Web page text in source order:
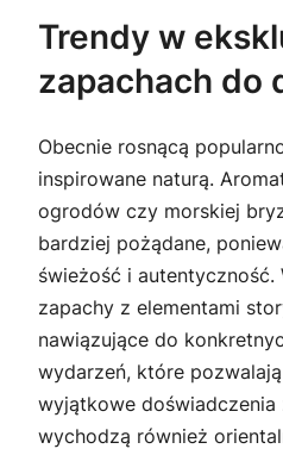
Trendy w
zapachach do
Obecnie rosnącą
inspirowane naturą.
ogrodów czy morskiej
bardziej pożądane,
świeżość i autentyczność.
zapachy z elementami
nawiązujące do
wydarzeń, które
wyjątkowe doświadczenia
wychodzą również